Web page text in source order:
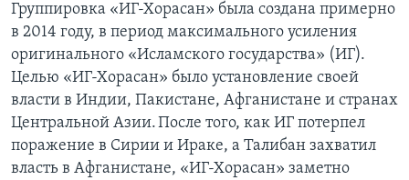
Группировка «ИГ-Хорасан» была создана примерно
в 2014 году, в период максимального усиления
оригинального «Исламского государства» (ИГ).
Целью «ИГ-Хорасан» было установление своей
власти в Индии, Пакистане, Афганистане и странах
Центральной Азии. После того, как ИГ потерпел
поражение в Сирии и Ираке, а Талибан захватил
власть в Афганистане, «ИГ-Хорасан» заметно